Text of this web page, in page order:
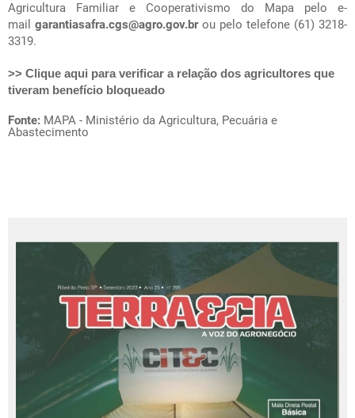
Agricultura Familiar e Cooperativismo do Mapa pelo e-
mail garantiasafra.cgs@agro.gov.brou pelo telefone (61) 3218-
3319.
>> Clique aqui para verificar a relação dos agricultores que
tiveram benefício bloqueado
Fonte: MAPA - Ministério da Agricultura, Pecuária e
Abastecimento